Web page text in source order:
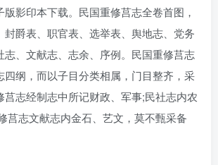
影印本下载。民国重修莒志全卷首图，
封爵表、职官表、选举表、舆地志、党务
志、文献志、志余、序例。民国重修莒志
四纲，而以子目分类相属，门目整齐，采
莒志经制志中所记财政、军事;民社志内农
莒志文献志内金石、艺文，莫不甄采备